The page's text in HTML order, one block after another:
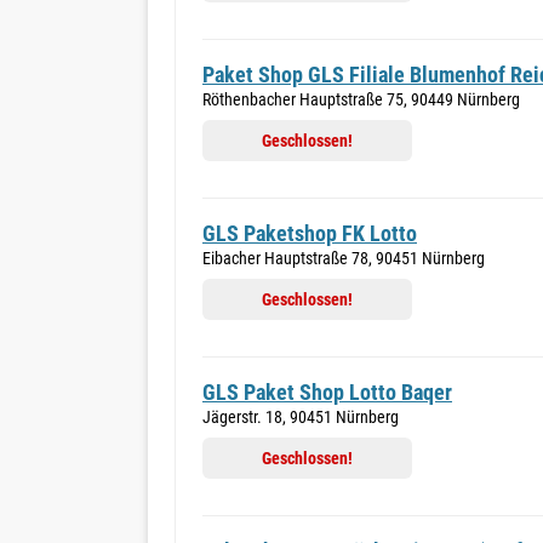
Paket Shop GLS Filiale Blumenhof
Röthenbacher Hauptstraße 75, 90449 Nürnberg
Geschlossen!
GLS Paketshop FK Lotto
Eibacher Hauptstraße 78, 90451 Nürnberg
Geschlossen!
GLS Paket Shop Lotto Baqer
Jägerstr. 18, 90451 Nürnberg
Geschlossen!